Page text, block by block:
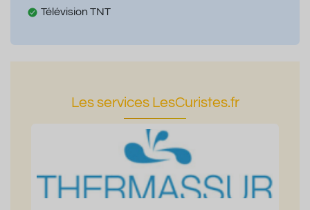
Télévision TNT
Les services LesCuristes.fr